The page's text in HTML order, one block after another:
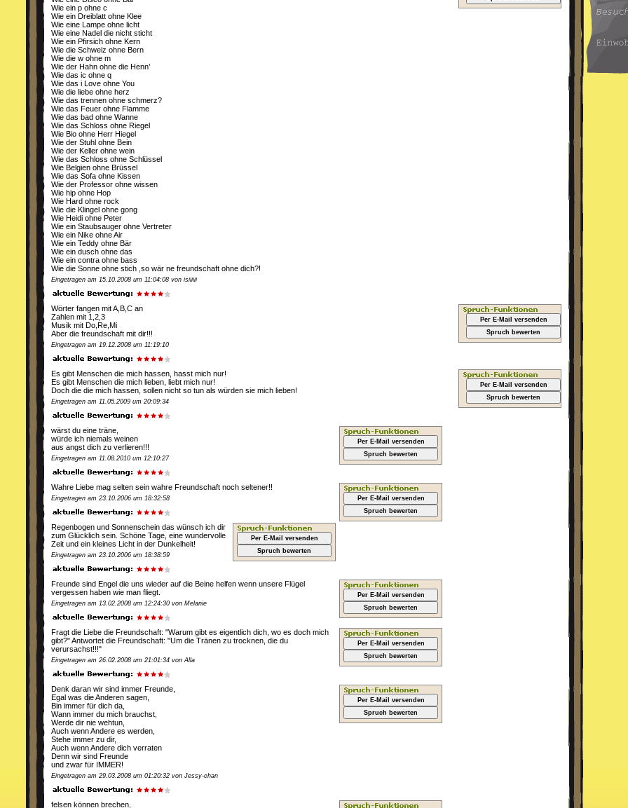
Wie ein p ohne c
Wie ein Dreiblatt ohne Klee
Wie eine Lampe ohne licht
Wie eine Nadel die nicht sticht
Wie ein Pfirsich ohne Kern
Wie die Schweiz ohne Bern
Wie die w ohne m
Wie der Hahn ohne die Henn’
Wie das ic ohne q
Wie das i Love ohne You
Wie die liebe ohne herz
Wie das trennen ohne schmerz?
Wie das Feuer ohne Flamme
Wie das bad ohne Wanne
Wie das Schloss ohne Riegel
Wie Bio ohne Herr Hiegel
Wie der Stuhl ohne Bein
Wie der Keller ohne wein
Wie das Schloss ohne Schlüssel
Wie Belgien ohne Brüssel
Wie das Sofa ohne Kissen
Wie der Professor ohne wissen
Wie hip ohne Hop
Wie Hard ohne rock
Wie die Klingel ohne gong
Wie Heidi ohne Peter
Wie ein Staubsauger ohne Vertreter
Wie ein Nike ohne Air
Wie ein Teddy ohne Bär
Wie ein dusch ohne das
Wie ein contra ohne bass
Wie die Sonne ohne stich ,so wär ne freundschaft ohne dich?!
Eingetragen am 15.10.2008 um 11:04:08 von isiiiiii
Per E-Mail versenden
Spruch bewerten
Wörter fangen mit A,B,C an
Zahlen mit 1,2,3
Musik mit Do,Re,Mi
Aber die freundschaft mit dir!!!
Eingetragen am 19.12.2008 um 11:19:10
Per E-Mail versenden
Spruch bewerten
Es gibt Menschen die mich hassen, hasst mich nur!
Es gibt Menschen die mich lieben, liebt mich nur!
Doch die die mich hassen, sollen nicht so tun als würden sie mich lieben!
Eingetragen am 11.05.2009 um 20:09:34
Per E-Mail versenden
Spruch bewerten
wärst du eine träne,
würde ich niemals weinen
aus angst dich zu verlieren!!!
Eingetragen am 11.08.2010 um 12:10:27
Per E-Mail versenden
Spruch bewerten
Wahre Liebe mag selten sein wahre Freundschaft noch seltener!!
Eingetragen am 23.10.2006 um 18:32:58
Per E-Mail versenden
Spruch bewerten
Regenbogen und Sonnenschein das wünsch ich dir
zum Glücklich sein. Schöne Tage, eine wundervolle
Zeit und ein kleines Licht in der Dunkelheit!
Eingetragen am 23.10.2006 um 18:38:59
Per E-Mail versenden
Spruch bewerten
Freunde sind Engel die uns wieder auf die Beine helfen wenn unsere Flügel
vergessen haben wie man fliegt.
Eingetragen am 13.02.2008 um 12:24:30 von Melanie
Per E-Mail versenden
Spruch bewerten
Fragt die Liebe die Freundschaft: "Warum gibt es eigentlich dich, wo es doch mich
gibt?" Antwortet die Freundschaft: "Um die Tränen zu trocknen, die du
verursachst!!!"
Eingetragen am 26.02.2008 um 21:01:34 von Alla
Per E-Mail versenden
Spruch bewerten
Denk daran wir sind immer Freunde,
Egal was die Anderen sagen,
Bin immer für dich da,
Wann immer du mich brauchst,
Werde dir nie wehtun,
Auch wenn Andere es werden,
Stehe immer zu dir,
Auch wenn Andere dich verraten
Denn wir sind Freunde
und zwar für IMMER!
Eingetragen am 29.03.2008 um 01:20:32 von Jessy-chan
felsen können brechen,